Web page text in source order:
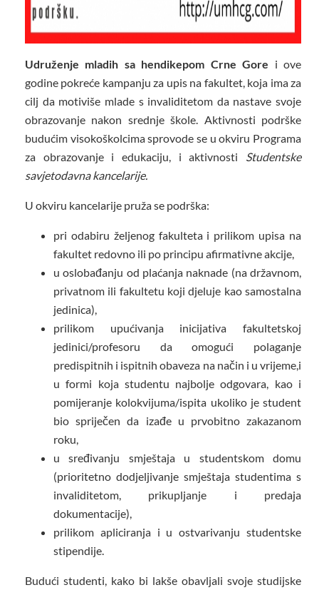
Udruženje mladih sa hendikepom Crne Gore i ove
godine pokreće kampanju za upis na fakultet, koja ima za
cilj da motiviše mlade s invaliditetom da nastave svoje
obrazovanje nakon srednje škole. Aktivnosti podrške
budućim visokoškolcima sprovode se u okviru Programa
za obrazovanje i edukaciju, i aktivnosti Studentske
savjetodavna kancelarije.
U okviru kancelarije pruža se podrška:
pri odabiru željenog fakulteta i prilikom upisa na
fakultet redovno ili po principu afirmativne akcije,
u oslobađanju od plaćanja naknade (na državnom,
privatnom ili fakultetu koji djeluje kao samostalna
jedinica),
prilikom upućivanja inicijativa fakultetskoj
jedinici/profesoru da omogući polaganje
predispitnih i ispitnih obaveza na način i u vrijeme,i
u formi koja studentu najbolje odgovara, kao i
pomijeranje kolokvijuma/ispita ukoliko je student
bio spriječen da izađe u prvobitno zakazanom
roku,
u sređivanju smještaja u studentskom domu
(prioritetno dodjeljivanje smještaja studentima s
invaliditetom, prikupljanje i predaja
dokumentacije),
prilikom apliciranja i u ostvarivanju studentske
stipendije.
Budući studenti, kako bi lakše obavljali svoje studijske